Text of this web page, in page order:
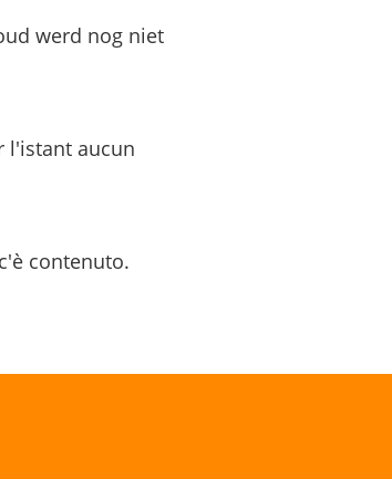
werd nog niet
l'istant aucun
contenuto.